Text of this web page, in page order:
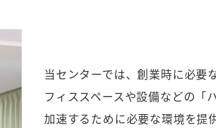
当センターでは、創業時に必要
フィススペースや設備などの「
加速するために必要な環境を提